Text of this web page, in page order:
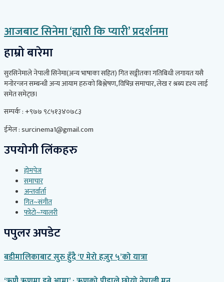
आजबाट सिनेमा ‘ह्यारी कि प्यारी’ प्रदर्शनमा
हाम्रो बारेमा
सुरसिनेमाले नेपाली सिनेमा(अन्य भाषाका सहित) गित सङ्गीतका गतिबिधी लगायत यसै
मनोरन्जन सम्बन्धी अन्य आयाम हरुको बिश्लेषण, विभिन्न समाचार, लेख र श्रब्य दृश्य लाई
समेत समेट्छ।
सम्पर्क : +९७७ ९८५१३४०७८३
ईमेल : surcinema1@gmail.com
उपयोगी लिंकहरु
होमपेज
समाचार
अन्तर्वार्ता
गित~संगीत
फोटो~ग्यालरी
पपुलर अपडेट
बडीमालिकाबाट सुरु हुँदै ‘ए मेरो हजुर ५’को यात्रा